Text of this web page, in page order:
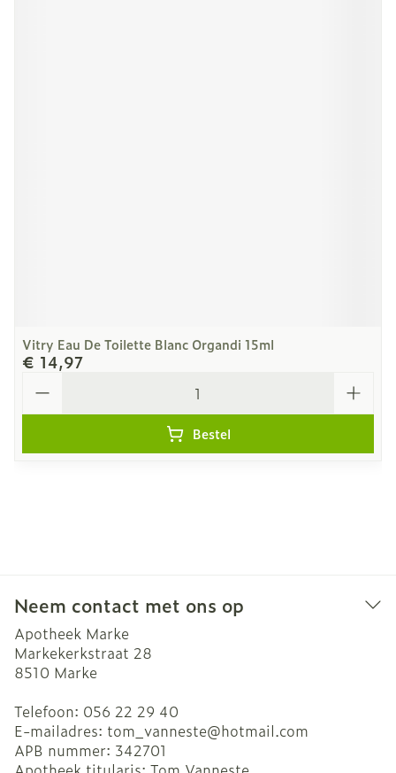
Vitry Eau De Toilette Blanc Organdi 15ml
€ 14,97
Bestel
Neem contact met ons op
Apotheek Marke
Markekerkstraat 28
8510 Marke
Telefoon: 056 22 29 40
E-mailadres: tom_vanneste@hotmail.com
APB nummer: 342701